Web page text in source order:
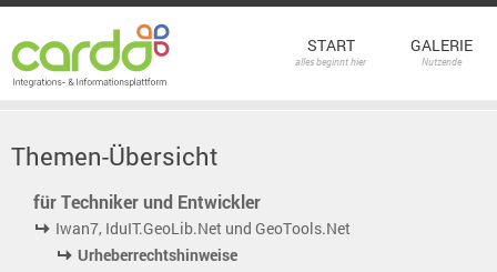
START
alles beginnt hier
GALERIE
Nutzende
Themen-Übersicht
für Techniker und Entwickler
Iwan7, IduIT.GeoLib.Net und GeoTools.Net
Urheberrechtshinweise